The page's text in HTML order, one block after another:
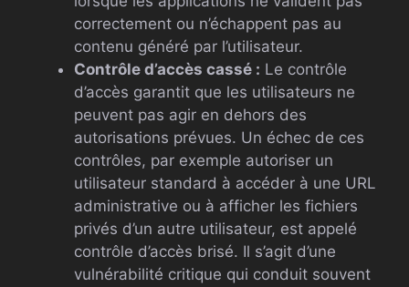
correctement ou n’échappent pas au
contenu généré par l’utilisateur.
Contrôle d’accès cassé : Le contrôle
d’accès garantit que les utilisateurs ne
peuvent pas agir en dehors des
autorisations prévues. Un échec de ces
contrôles, par exemple autoriser un
utilisateur standard à accéder à une URL
administrative ou à afficher les fichiers
privés d’un autre utilisateur, est appelé
contrôle d’accès brisé. Il s’agit d’une
vulnérabilité critique qui conduit souvent